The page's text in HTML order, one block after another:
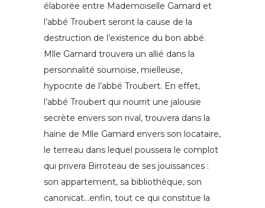
élaborée entre Mademoiselle Gamard et
l’abbé Troubert seront la cause de la
destruction de l’existence du bon abbé.
Mlle Gamard trouvera un allié dans la
personnalité sournoise, mielleuse,
hypocrite de l’abbé Troubert. En effet,
l’abbé Troubert qui nourrit une jalousie
secrète envers son rival, trouvera dans la
haine de Mlle Gamard envers son locataire,
le terreau dans lequel poussera le complot
qui privera Birroteau de ses jouissances :
son appartement, sa bibliothèque, son
canonicat…enfin, tout ce qui constitue la